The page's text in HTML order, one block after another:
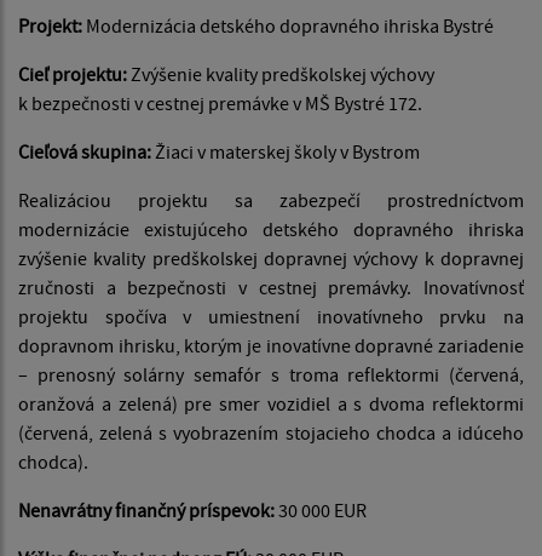
Projekt: Modernizácia detského dopravného ihriska Bystré
Cieľ projektu:Zvýšenie kvality predškolskej výchovy
k bezpečnosti v cestnej premávke v MŠ Bystré 172.
Cieľová skupina:Žiaci v materskej školy v Bystrom
Realizáciou projektu sa zabezpečí prostredníctvom
modernizácie existujúceho detského dopravného ihriska
zvýšenie kvality predškolskej dopravnej výchovy k dopravnej
zručnosti a bezpečnosti v cestnej premávky. Inovatívnosť
projektu spočíva v umiestnení inovatívneho prvku na
dopravnom ihrisku, ktorým je inovatívne dopravné zariadenie
– prenosný solárny semafór s troma reflektormi (červená,
oranžová a zelená) pre smer vozidiel a s dvoma reflektormi
(červená, zelená s vyobrazením stojacieho chodca a idúceho
chodca).
Nenavrátny finančný príspevok:30 000 EUR